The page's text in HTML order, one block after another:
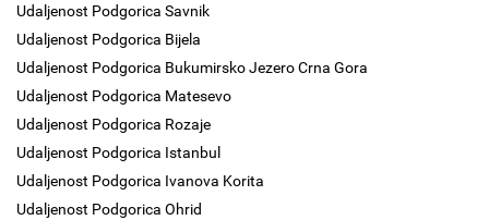
Udaljenost Podgorica Savnik
Udaljenost Podgorica Bijela
Udaljenost Podgorica Bukumirsko Jezero Crna Gora
Udaljenost Podgorica Matesevo
Udaljenost Podgorica Rozaje
Udaljenost Podgorica Istanbul
Udaljenost Podgorica Ivanova Korita
Udaljenost Podgorica Ohrid